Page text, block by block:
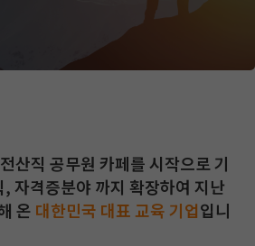
산직 공무원 카페를 시작으로 기
자격증분야 까지 확장하여 지난
온 대한민국 대표 교육 기업입니